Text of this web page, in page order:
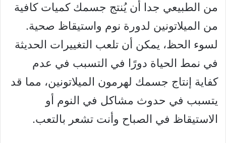
من الطبيعي جدا أن يُنتج جسمك كميات كافية
من الميلاتونين لدورة نوم واستيقاظ صحية.
لسوء الحظ، يمكن أن تلعب التغييرات الحديثة
في نمط الحياة دورًا في التسبب في عدم
كفاية إنتاج جسمك لهرمون الميلاتونين، مما قد
يتسبب في حدوث مشاكل في النوم أو
الاستيقاظ في الصباح وأنت تشعر بالتعب.